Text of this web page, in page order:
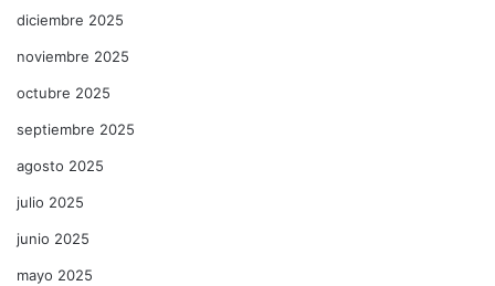
diciembre 2025
noviembre 2025
octubre 2025
septiembre 2025
agosto 2025
julio 2025
junio 2025
mayo 2025